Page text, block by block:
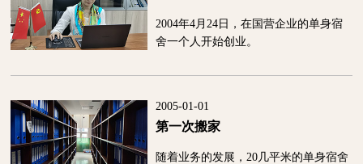
2004年4月24日，在国营企业的单身宿
舍一个人开始创业。
2005-01-01
第一次搬家
随着业务的发展，20几平米的单身宿舍